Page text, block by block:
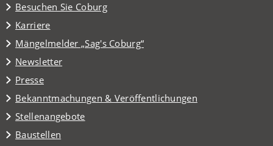
Besuchen Sie Coburg
(Öffnet
in
einem
neuen
Tab)
Karriere
Mängelmelder „Sag's Coburg“
(Öffnet
in
einem
neuen
Tab)
Newsletter
Presse
Bekanntmachungen & Veröffentlichungen
Stellenangebote
Baustellen